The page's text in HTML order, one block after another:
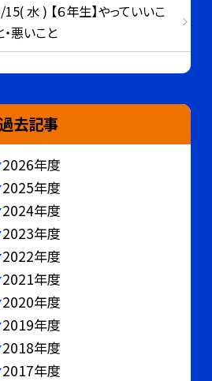
15( 水 ) 【６年生】やっていいこ
・悪いこと
去記事
2026年度
2025年度
2024年度
2023年度
2022年度
2021年度
2020年度
2019年度
2018年度
2017年度